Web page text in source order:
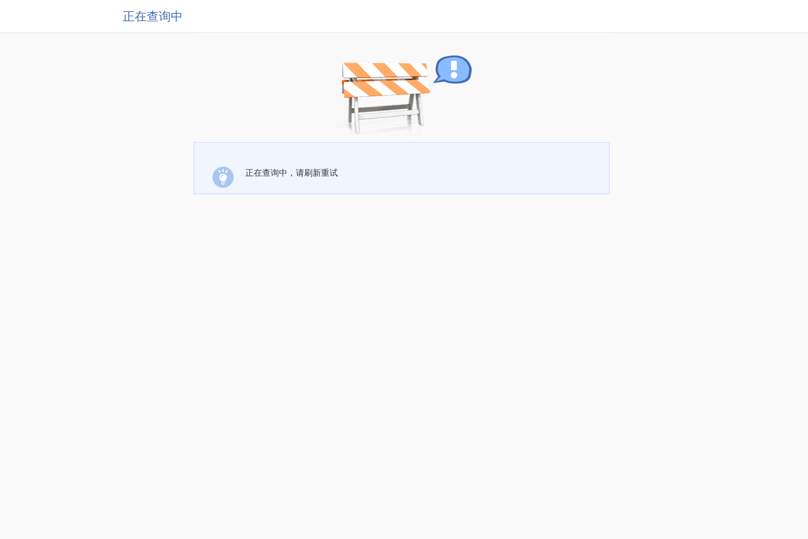
正在查询中
正在查询中，请刷新重试